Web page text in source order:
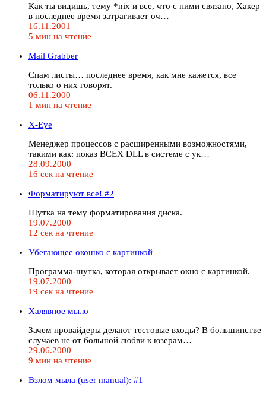
Как ты видишь, тему *nix и все, что с ними связано, Хакер
в последнее время затрагивает оч…
16.11.2001
5 мин на чтение
Mail Grabber
Спам листы… последнее время, как мне кажется, все
только о них говорят.
06.11.2000
1 мин на чтение
X-Eye
Менеджер процессов с расширенными возможностями,
такими как: показ ВСЕХ DLL в системе с ук…
28.09.2000
16 сек на чтение
Форматируют все! #2
Шутка на тему форматирования диска.
19.07.2000
12 сек на чтение
Убегающее окошко с картинкой
Программа-шутка, которая открывает окно с картинкой.
19.07.2000
19 сек на чтение
Халявное мыло
Зачем провайдеры делают тестовые входы? В большинстве
случаев не от большой любви к юзерам…
29.06.2000
9 мин на чтение
Взлом мыла (user manual): #1